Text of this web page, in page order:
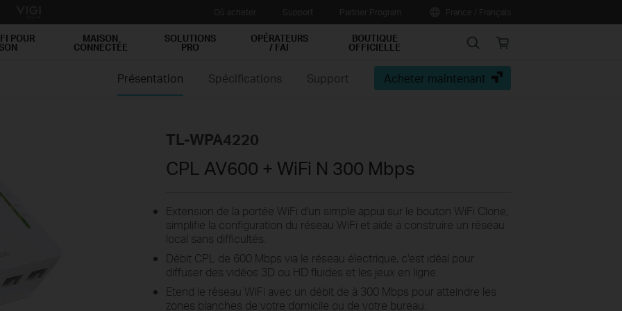
POUR MAISON
CONNECTÉE
SOLUTIONS
PRO
OPÉRATEURS
/ FAI
BOUTIQUE
OFFICIELLE Search Online
Présentation Spécifications Support Acheter maintenant
TL-WPA4220
CPL AV600 + WiFi N 300 Mbps
Extension de la portée WiFi d'un simple appui sur le bouton WiFi Clone,
simplifie la configuration du réseau WiFi et aide à construire un réseau
local sans difficultés.
Débit CPL de 600 Mbps via le réseau électrique, c'est idéal pour
diffuser des vidéos 3D ou HD fluides et les jeux en ligne.
Etend le réseau WiFi avec un débit de à 300 Mbps pour atteindre les
zones blanches de votre domicile ou de votre bureau.